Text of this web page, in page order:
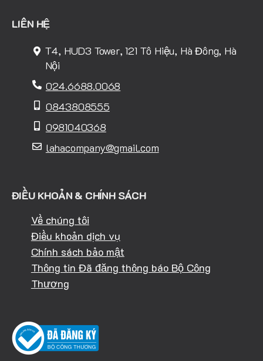
LIÊN HỆ
T4, HUD3 Tower, 121 Tô Hiệu, Hà Đông, Hà
Nội
024.6688.0068
0843808555
0981040368
lahacompany@gmail.com
ĐIỀU KHOẢN & CHÍNH SÁCH
Về chúng tôi
Điều khoản dịch vụ
Chính sách bảo mật
Thông tin Đã đăng thông báo Bộ Công
Thương